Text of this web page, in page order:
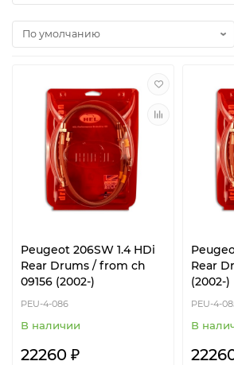
Peugeot 206SW 1.4 HDi
Rear Drums / from ch
09156 (2002-)
PEU-4-086
В наличии
22260 ₽
Rear
(2002-)
PEU-4-
В